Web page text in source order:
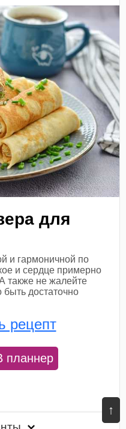
↑
для
и гармоничной по
и сердце примерно
также не жалейте
быть достаточно
рецепт
планнер